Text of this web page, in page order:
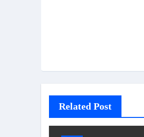
Related Post